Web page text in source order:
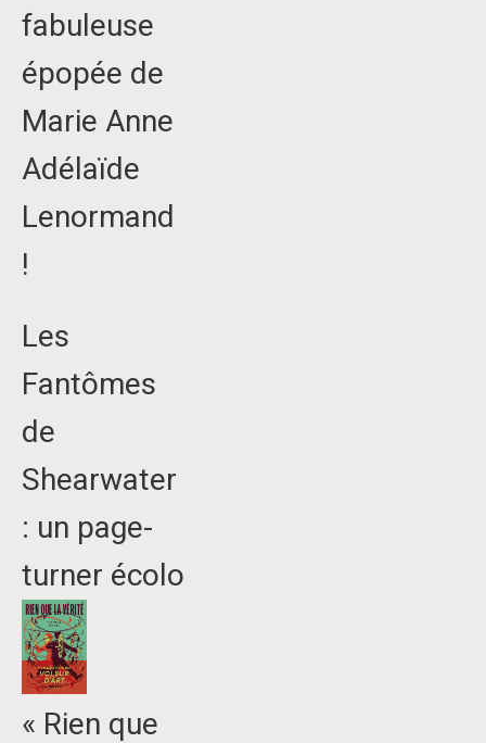
fabuleuse
épopée de
Marie Anne
Adélaïde
Lenormand
!
Les
Fantômes
de
Shearwater
: un page-
turner écolo
« Rien que